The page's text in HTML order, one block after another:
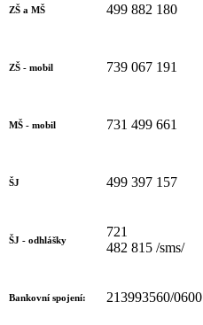
ZŠ a MŠ 499 882 180
ZŠ - mobil 739 067 191
MŠ - mobil 731 499 661
ŠJ 499 397 157
ŠJ - odhlášky
721
482 815 /sms/
Bankovní spojení: 213993560/0600